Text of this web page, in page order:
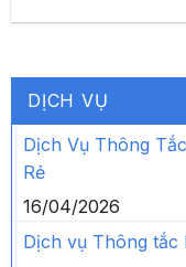
DỊCH VỤ
Dịch Vụ Thông
Rẻ
16/04/2026
Dịch vụ Thông tắc